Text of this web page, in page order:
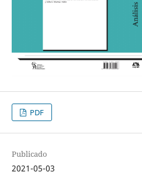
PDF
Publicado
2021-05-03